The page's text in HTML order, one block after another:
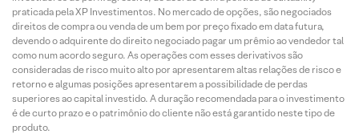
praticada pela XP Investimentos. No mercado de opções, são negociados
direitos de compra ou venda de um bem por preço fixado em data futura,
devendo o adquirente do direito negociado pagar um prêmio ao vendedor tal
como num acordo seguro. As operações com esses derivativos são
consideradas de risco muito alto por apresentarem altas relações de risco e
retorno e algumas posições apresentarem a possibilidade de perdas
superiores ao capital investido. A duração recomendada para o investimento
é de curto prazo e o patrimônio do cliente não está garantido neste tipo de
produto.